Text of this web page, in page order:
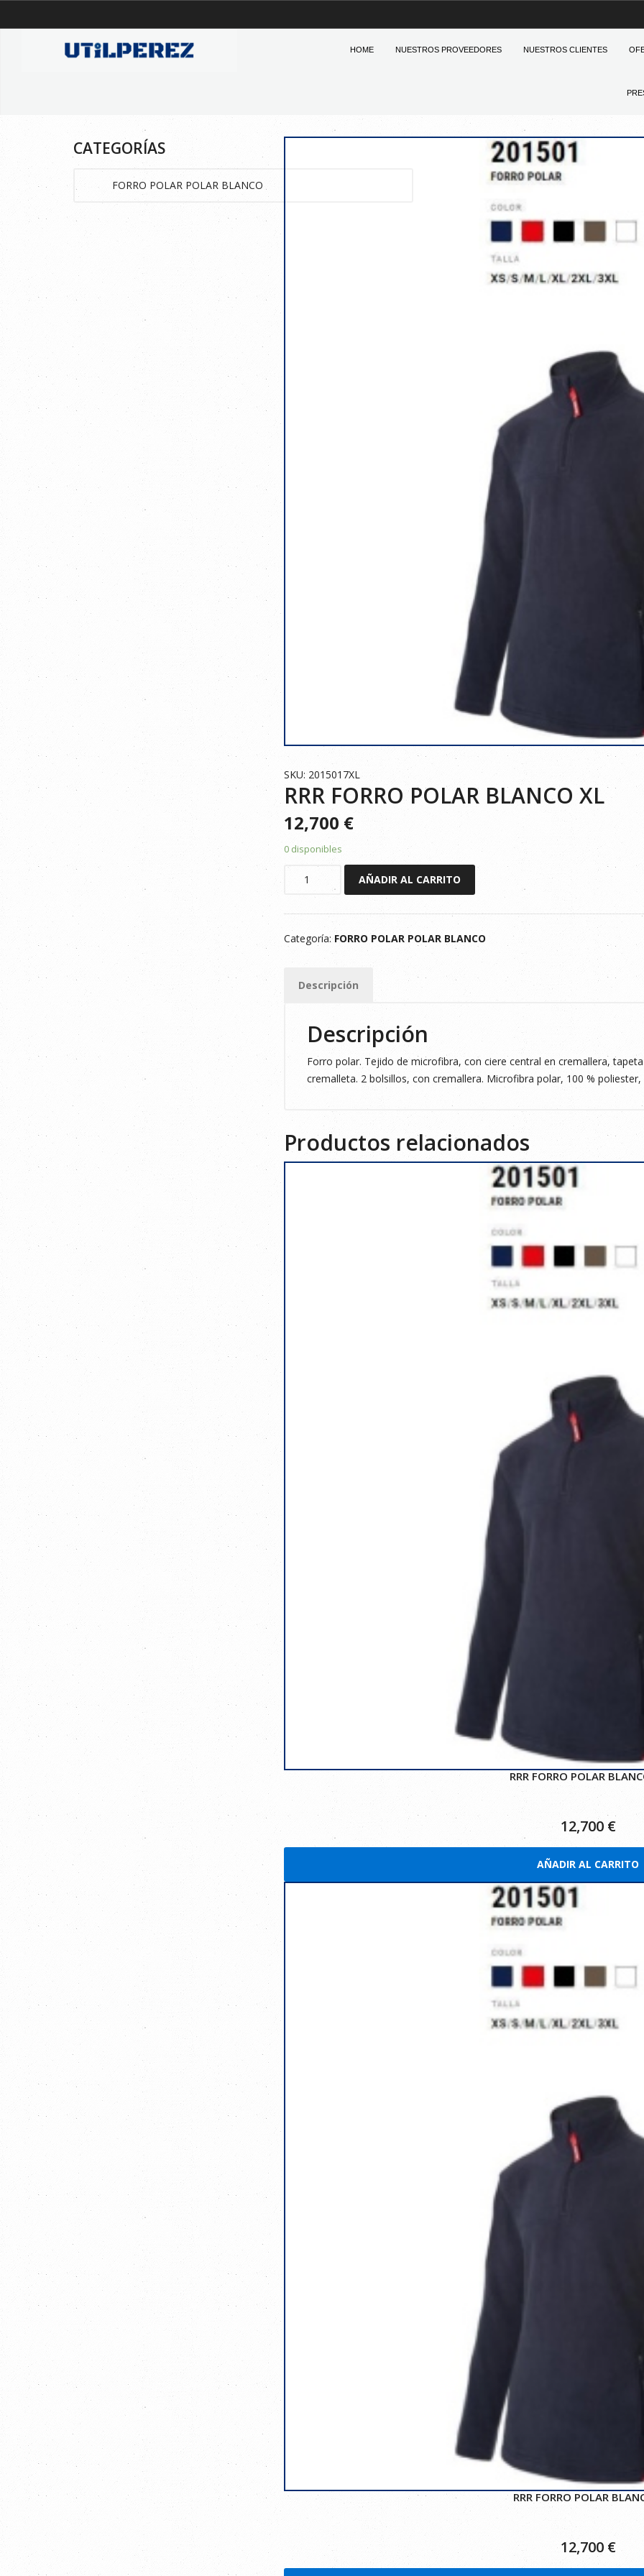
HOME NUESTROS PROVEEDORES NUESTROS CLIENTES
SKU: 2015017XL
RRR FORRO POLAR BLANCO XL
12,700 €
0 disponibles
BLANCO
XL
cantidad
AÑADIR AL CARRITO
Categoría:FORRO POLAR POLAR BLANCO
Descripción
Descripción
Forro polar. Tejido de microfibra, con ciere central en cremallera,
cremalleta. 2 bolsillos, con cremallera. Microfibra polar, 100 % poliester,
Productos relacionados
RRR FORRO POLAR
12,700 €
AÑADIR AL CARRITO
RRR FORRO POLAR
12,700 €
CATEGORÍAS